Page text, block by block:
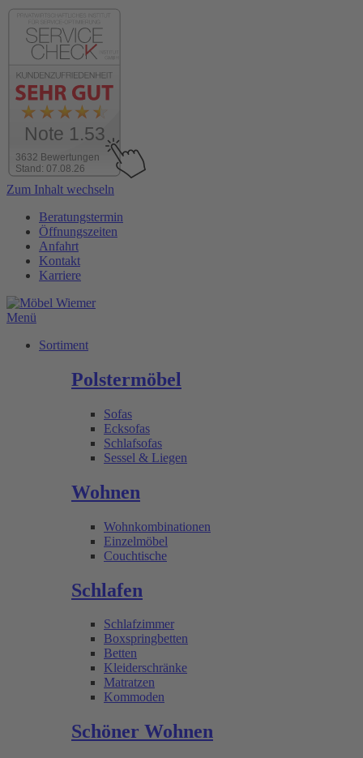
3632 Bewertungen
Stand: 07.08.26
Note 1.53
Zum Inhalt wechseln
Beratungstermin
Öffnungszeiten
Anfahrt
Kontakt
Karriere
Menü
Sortiment
Polstermöbel
Sofas
Ecksofas
Schlafsofas
Sessel & Liegen
Wohnen
Wohnkombinationen
Einzelmöbel
Couchtische
Schlafen
Schlafzimmer
Boxspringbetten
Betten
Kleiderschränke
Matratzen
Kommoden
Schöner Wohnen